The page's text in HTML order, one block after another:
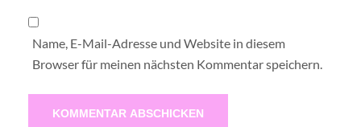
Name, E-Mail-Adresse und Website in diesem
Browser für meinen nächsten Kommentar speichern.